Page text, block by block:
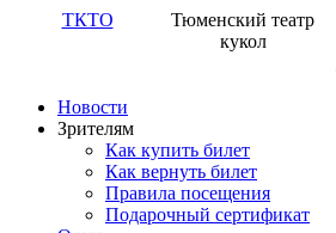
ТКТО
Тюменский театр
кукол
Новости
Зрителям
Как купить билет
Как вернуть билет
Правила посещения
Подарочный сертификат